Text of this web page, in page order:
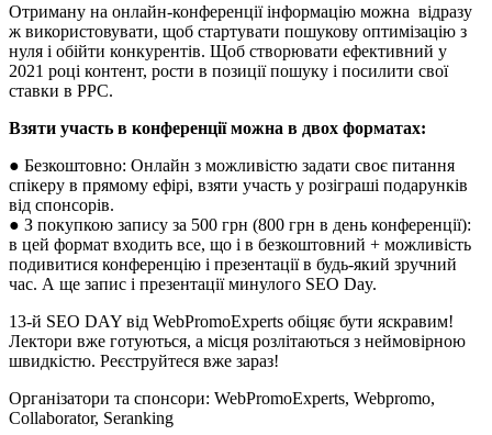
Отриману на онлайн-конференції інформацію можна відразу
ж використовувати, щоб стартувати пошукову оптимізацію з
нуля і обійти конкурентів. Щоб створювати ефективний у
2021 році контент, рости в позиції пошуку і посилити свої
ставки в PPC.
Взяти участь в конференції можна в двох форматах:
● Безкоштовно: Онлайн з можливістю задати своє питання
спікеру в прямому ефірі, взяти участь у розіграші подарунків
від спонсорів.
● З покупкою запису за 500 грн (800 грн в день конференції):
в цей формат входить все, що і в безкоштовний + можливість
подивитися конференцію і презентації в будь-який зручний
час. А ще запис і презентації минулого SEO Day.
13-й SEO DAY від WebPromoExperts обіцяє бути яскравим!
Лектори вже готуються, а місця розлітаються з неймовірною
швидкістю. Реєструйтеся вже зараз!
Організатори та спонсори: WebPromoExperts, Webpromo,
Collaborator, Seranking